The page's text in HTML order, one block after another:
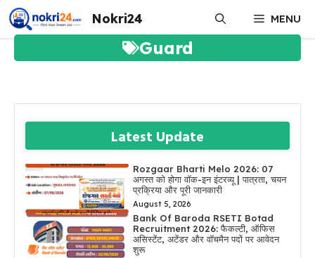
Skip
to
content
Nokri24 MENU
Guard
Latest Update
Rozgaar Bharti Melo 2026: 07
अगस्त को होगा वॉक-इन इंटरव्यू | पात्रता, चयन
प्रक्रिया और पूरी जानकारी
August 5, 2026
Bank Of Baroda RSETI Botad
Recruitment 2026: फैकल्टी, ऑफिस
असिस्टेंट, अटेंडर और वॉचमैन पदों पर आवेदन
शुरू